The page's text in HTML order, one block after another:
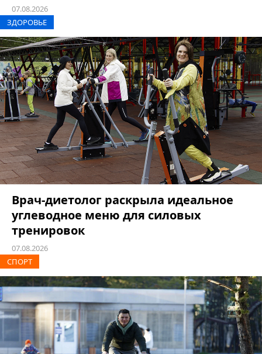
07.08.2026
ЗДОРОВЬЕ
Врач-диетолог раскрыла идеальное
углеводное меню для силовых
тренировок
07.08.2026
СПОРТ